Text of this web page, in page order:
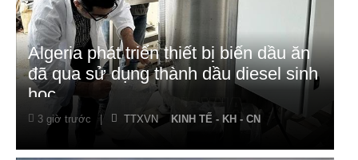
Algeria phát triển thiết bị biến dầu ăn
đã qua sử dụng thành dầu diesel sinh
học
3 giờ trước TTXVN KINH TẾ - KH - CN